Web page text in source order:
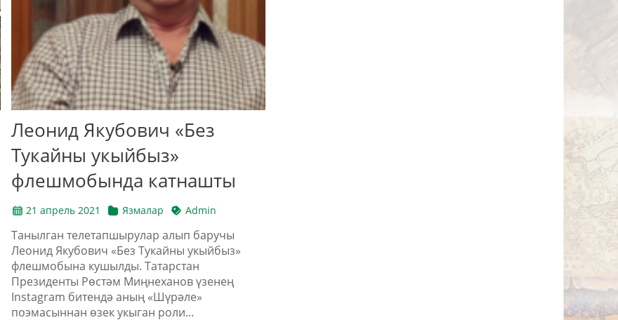
Леонид Якубович «Без
Тукайны укыйбыз»
флешмобында катнашты
21 апрель 2021 Язмалар Admin
Танылган телетапшырулар алып баручы
Леонид Якубович «Без Тукайны укыйбыз»
флешмобына кушылды. Татарстан
Президенты Рөстәм Миңнеханов үзенең
Instagram битендә аның «Шүрәле»
поэмасыннан өзек укыган роли...